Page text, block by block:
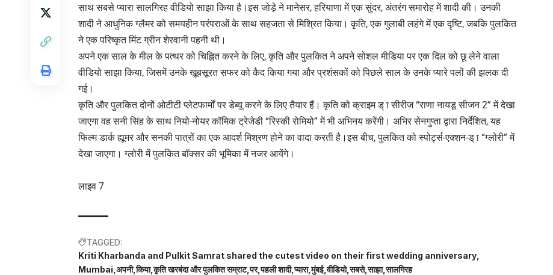
साथ सबसे प्यारा सालगिरह वीडियो साझा किया है।इस जोड़े ने मानेसर, हरियाणा में एक सुंदर, अंतरंग समारोह में शादी की। उनकी
शादी ने आधुनिक ग्लैमर को समयहीन परंपराओं के साथ सहजता से मिश्रित किया। कृति, एक गुलाबी लहंगे में एक दृष्टि, जबकि पुलकित
ने एक परिष्कृत मिंट ग्रीन शेरवानी पहनी थी।
अपने एक साल के मील के पत्थर को चिह्नित करने के लिए, कृति और पुलकित ने अपने सोशल मीडिया पर एक दिल को छू लेने वाला
वीडियो साझा किया, जिसमें उनके खूबसूरत सफर को कैद किया गया और प्रशंसकों को पिछले साल के उनके प्यारे पलों की झलक दी
गई।
कृति और पुलकित दोनों ओटीटी प्लेटफार्मों पर डेब्यू करने के लिए तैयार हैं। कृति को क्राइम ड् ा सीरीज “राणा नायडू सीजन 2” में देखा
जाएगा वह सनी सिंह के साथ नियो-नोयर कॉमिक ट्रेजेडी “रिस्की रोमियो” में भी अभिनय करेंगी। अभिर सेनगुप्ता द्वारा निर्देशित, यह
फिल्म डार्क ह्यूमर और सनकी पात्रों का एक आदर्श मिश्रण होने का वादा करती है।इस बीच, पुलकित को स्पोर्ट्स-एक्शन-ड् ा “ग्लोरी” में
देखा जाएगा। ग्लोरी में पुलकित बॉक्सर की भूमिका में नजर आयेंगे।
लाइव 7
TAGGED:
Kriti Kharbanda and Pulkit Samrat shared the cutest video on their first wedding anniversary
Mumbai अपनी किया कृति खरबंदा और पुलकित सम्राट पर पहली शादी प्यारा मुंबई वीडियो सबसे साझा सालगिरह